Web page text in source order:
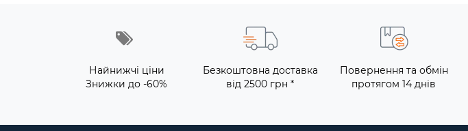
Найнижчі ціни
Знижки до -60%
Безкоштовна доставка
від 2500 грн *
Повернення та обмін
протягом 14 днів